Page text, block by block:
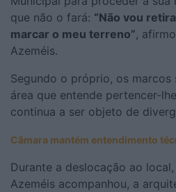
que não o fará: “Não vou
marcar o meu terreno”,
Azeméis.
Segundo o próprio, os marcos
área que entende pertencer-
continua a ser objeto de
Câmara mantém entendimento
Durante a deslocação ao
Azeméis acompanhou, a